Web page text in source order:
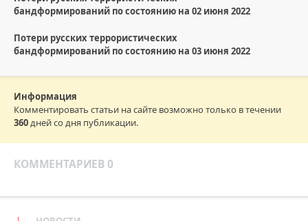
бандформирований по состоянию на 02 июня 2022
Потери русских террористических
бандформирований по состоянию на 03 июня 2022
Информация
Комментировать статьи на сайте возможно только в течении
360дней со дня публикации.
КОММЕНТАРИЕВ 0